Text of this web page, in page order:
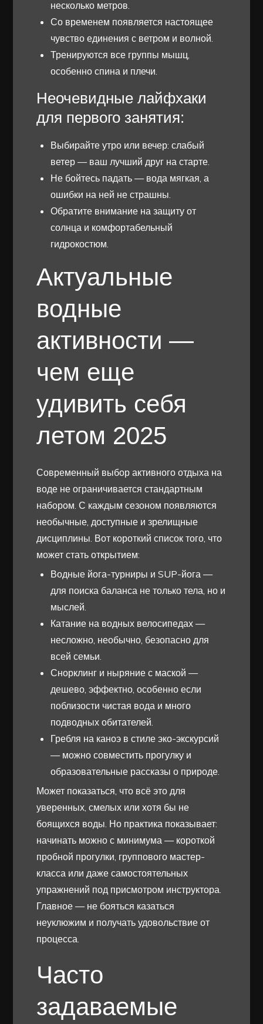
несколько метров.
Со временем появляется настоящее
чувство единения с ветром и волной.
Тренируются все группы мышц,
особенно спина и плечи.
Неочевидные лайфхаки
для первого занятия:
Выбирайте утро или вечер: слабый
ветер — ваш лучший друг на старте.
Не бойтесь падать — вода мягкая, а
ошибки на ней не страшны.
Обратите внимание на защиту от
солнца и комфортабельный
гидрокостюм.
Актуальные
водные
активности —
чем еще
удивить себя
летом 2025
Современный выбор активного отдыха на
воде не ограничивается стандартным
набором. С каждым сезоном появляются
необычные, доступные и зрелищные
дисциплины. Вот короткий список того, что
может стать открытием:
Водные йога-турниры и SUP-йога —
для поиска баланса не только тела, но и
мыслей.
Катание на водных велосипедах —
несложно, необычно, безопасно для
всей семьи.
Снорклинг и ныряние с маской —
дешево, эффектно, особенно если
поблизости чистая вода и много
подводных обитателей.
Гребля на каноэ в стиле эко-экскурсий
— можно совместить прогулку и
образовательные рассказы о природе.
Может показаться, что всё это для
уверенных, смелых или хотя бы не
боящихся воды. Но практика показывает:
начинать можно с минимума — короткой
пробной прогулки, группового мастер-
класса или даже самостоятельных
упражнений под присмотром инструктора.
Главное — не бояться казаться
неуклюжим и получать удовольствие от
процесса.
Часто
задаваемые